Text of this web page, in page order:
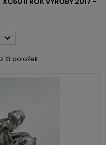

13 položek